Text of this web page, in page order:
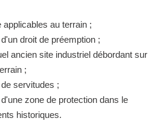
au terrain ;
droit de préemption ;
ancien site industriel débordant sur
;
servitudes ;
zone de protection dans le
historiques.